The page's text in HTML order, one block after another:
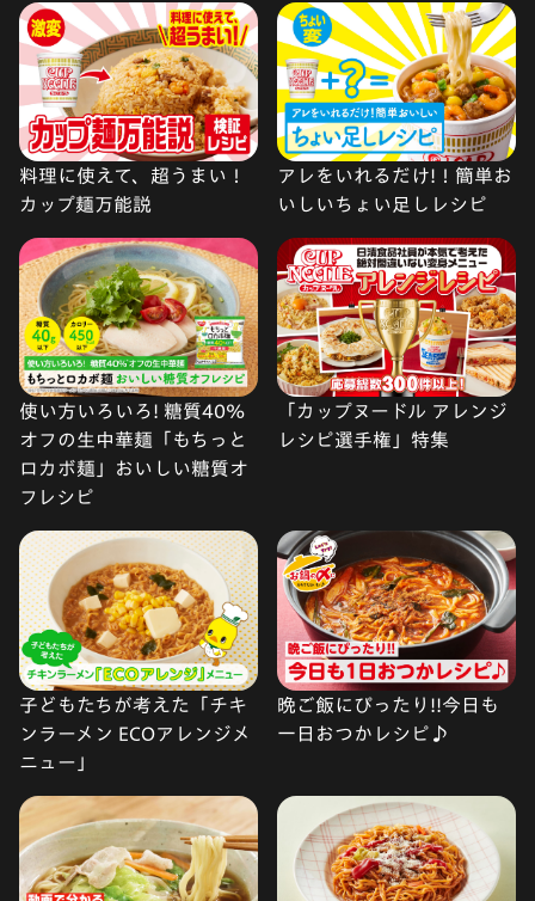
料理に使えて、超うまい！
カップ麺万能説
アレをいれるだけ!！簡単お
いしいちょい足しレシピ
使い方いろいろ! 糖質40%
オフの生中華麺「もちっと
ロカボ麺」おいしい糖質オ
フレシピ
「カップヌードル アレンジ
レシピ選手権」特集
子どもたちが考えた「チキ
ンラーメン ECOアレンジメ
ニュー」
晩ご飯にぴったり!!今日も
一日おつかレシピ♪